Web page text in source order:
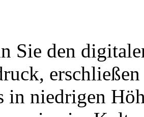
Sie den
in niedrigen